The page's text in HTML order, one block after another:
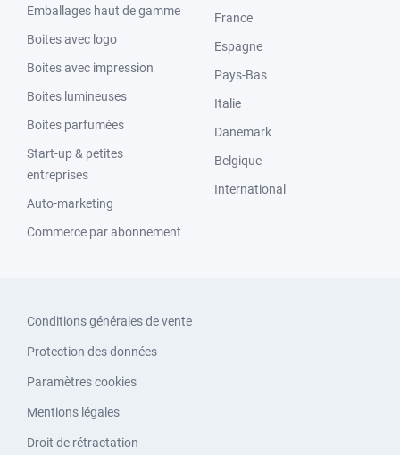
Emballages haut de gamme
Boites avec logo
Boites avec impression
Boites lumineuses
Boites parfumées
Start-up & petites
entreprises
Auto-marketing
Commerce par abonnement
France
Espagne
Pays-Bas
Italie
Danemark
Belgique
International
Conditions générales de vente
Protection des données
Paramètres cookies
Mentions légales
Droit de rétractation